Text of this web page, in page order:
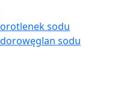
sodu
sodu